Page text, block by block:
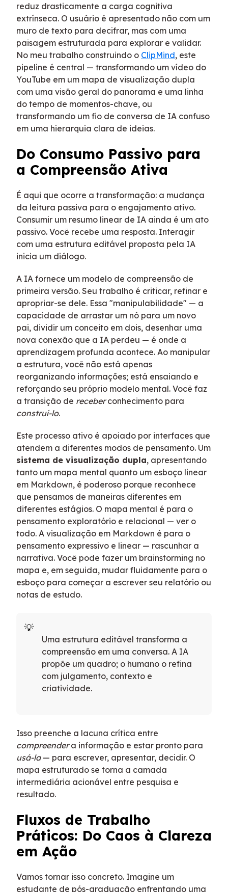
reduz drasticamente a carga cognitiva
extrínseca. O usuário é apresentado não com um
muro de texto para decifrar, mas com uma
paisagem estruturada para explorar e validar.
No meu trabalho construindo o ClipMind, este
pipeline é central — transformando um vídeo do
YouTube em um mapa de visualização dupla
com uma visão geral do panorama e uma linha
do tempo de momentos-chave, ou
transformando um fio de conversa de IA confuso
em uma hierarquia clara de ideias.
Do Consumo Passivo para
a Compreensão Ativa
É aqui que ocorre a transformação: a mudança
da leitura passiva para o engajamento ativo.
Consumir um resumo linear de IA ainda é um ato
passivo. Você recebe uma resposta. Interagir
com uma estrutura editável proposta pela IA
inicia um diálogo.
A IA fornece um modelo de compreensão de
primeira versão. Seu trabalho é criticar, refinar e
apropriar-se dele. Essa "manipulabilidade" — a
capacidade de arrastar um nó para um novo
pai, dividir um conceito em dois, desenhar uma
nova conexão que a IA perdeu — é onde a
aprendizagem profunda acontece. Ao manipular
a estrutura, você não está apenas
reorganizando informações; está ensaiando e
reforçando seu próprio modelo mental. Você faz
a transição de receberconhecimento para
construí-lo.
Este processo ativo é apoiado por interfaces que
atendem a diferentes modos de pensamento. Um
sistema de visualização dupla, apresentando
tanto um mapa mental quanto um esboço linear
em Markdown, é poderoso porque reconhece
que pensamos de maneiras diferentes em
diferentes estágios. O mapa mental é para o
pensamento exploratório e relacional — ver o
todo. A visualização em Markdown é para o
pensamento expressivo e linear — rascunhar a
narrativa. Você pode fazer um brainstorming no
mapa e, em seguida, mudar fluidamente para o
esboço para começar a escrever seu relatório ou
notas de estudo.
Uma estrutura editável transforma a
compreensão em uma conversa. A IA
propõe um quadro; o humano o refina
com julgamento, contexto e
criatividade.
Isso preenche a lacuna crítica entre
compreendera informação e estar pronto para
usá-la— para escrever, apresentar, decidir. O
mapa estruturado se torna a camada
intermediária acionável entre pesquisa e
resultado.
Fluxos de Trabalho
Práticos: Do Caos à Clareza
em Ação
Vamos tornar isso concreto. Imagine um
estudante de pós-graduação enfrentando uma